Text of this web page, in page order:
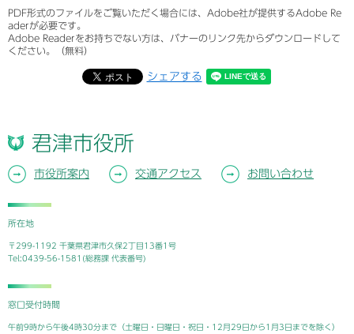
PDF形式のファイルをご覧いただく場合には、Adobe社が提供するAdobe Re
aderが必要です。
Adobe Readerをお持ちでない方は、バナーのリンク先からダウンロードして
ください。（無料）
シェアする
君津市役所
市役所案内 交通アクセス お問い合わせ
所在地
〒299-1192 千葉県君津市久保2丁目13番1号
Tel:0439-56-1581(総務課 代表番号)
窓口受付時間
午前9時から午後4時30分まで（土曜日・日曜日・祝日・12月29日から1月3日までを除く）